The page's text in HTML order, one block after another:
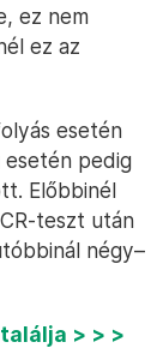
ez nem
ez az
esetén
pedig
Előbbinél
teszt után
négy–
> > >